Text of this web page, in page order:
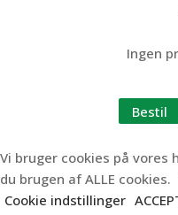
Ingen
Bestil
Vi bruger cookies på
du brugen af ALLE
Cookie indstillinger